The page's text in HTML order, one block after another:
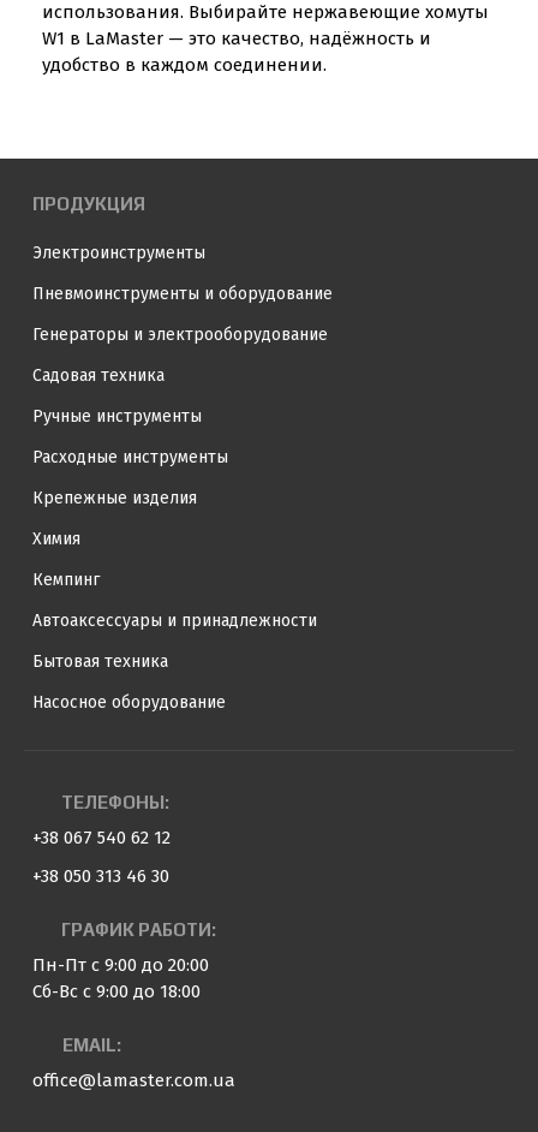
использования. Выбирайте нержавеющие хомуты
W1 в LaMaster — это качество, надёжность и
удобство в каждом соединении.
ПРОДУКЦИЯ
Электроинструменты
Пневмоинструменты и оборудование
Генераторы и электрооборудование
Садовая техника
Ручные инструменты
Расходные инструменты
Крепежные изделия
Химия
Кемпинг
Автоаксессуары и принадлежности
Бытовая техника
Насосное оборудование
ТЕЛЕФОНЫ:
+38 067 540 62 12
+38 050 313 46 30
ГРАФИК РАБОТИ:
Пн-Пт с 9:00 до 20:00
Сб-Вс с 9:00 до 18:00
EMAIL:
office@lamaster.com.ua